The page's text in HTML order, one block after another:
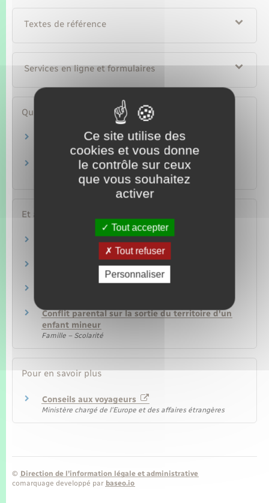
Textes de référence
Services en ligne et formulaires
Questions ? Réponses !
Covid et interdictions de voyages : quelles sont
les règles ?
Avec quels documents un mineur français
peut-il voyager à l'étranger ?
Et aussi
Voyager à l'étranger
Carte d'identité
Papiers – Citoyenneté – Élections
Conflit parental sur la sortie du territoire d'un
enfant mineur
Famille – Scolarité
Pour en savoir plus
Conseils aux voyageurs
Ministère chargé de l'Europe et des affaires étrangères
© Direction de l’information légale et administrative
comarquage developpé par baseo.io
Ce site utilise des
cookies et vous donne
le contrôle sur ceux
que vous souhaitez
activer
Tout accepter
Tout refuser
Personnaliser